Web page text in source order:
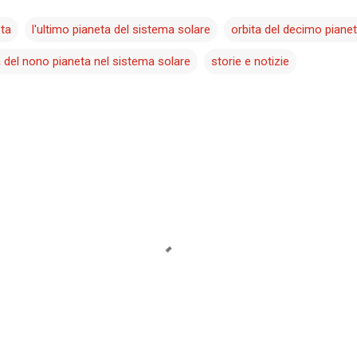
l'ultimo pianeta del sistema solare orbita del decimo
nono pianeta nel sistema solare storie e notizie